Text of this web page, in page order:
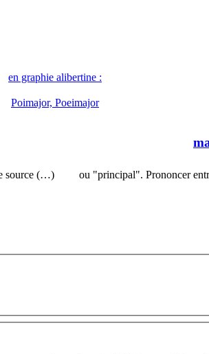
en graphie alibertine :
Poimajor, Poeimajor
source (…) ou "principal". Prononcer